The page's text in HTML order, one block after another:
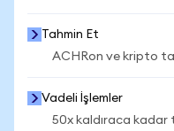
Tahmin Et
ACHRon ve kripto
Vadeli İşlemler
50x kaldıraca kadar